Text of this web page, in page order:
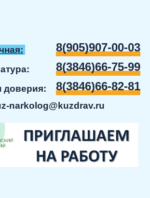
8(905)907-00-03
8(3846)66-75-99
доверия: 8(3846)66-82-81
narkolog@kuzdrav.ru